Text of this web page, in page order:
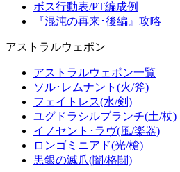
ボス行動表/PT編成例
『混沌の再来･後編』攻略
アストラルウェポン
アストラルウェポン一覧
ソル･レムナント(火/斧)
フェイトレス(水/剣)
ユグドラシルブランチ(土/杖)
イノセント･ラヴ(風/楽器)
ロンゴミニアド(光/槍)
黒銀の滅爪(闇/格闘)